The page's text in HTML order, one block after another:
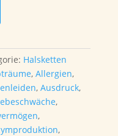
Halsketten
, Allergien,
, Ausdruck,
,
,
,